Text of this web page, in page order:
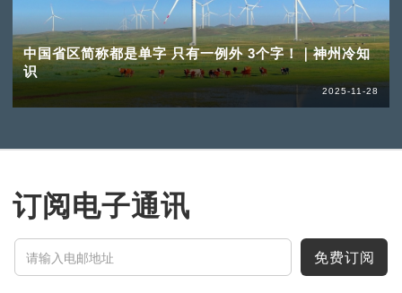
中国省区简称都是单字 只有一例外 3个字！｜神州冷知
识
2025-11-28
订阅电子通讯
免费订阅